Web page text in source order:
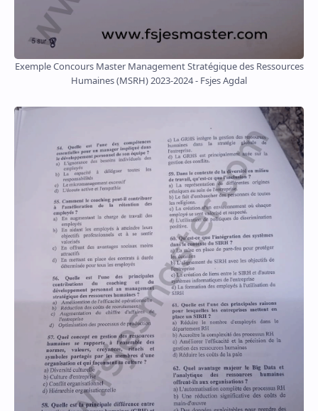
Exemple Concours Master Management Stratégique des Ressources
Humaines (MSRH) 2023-2024 - Fsjes Agdal